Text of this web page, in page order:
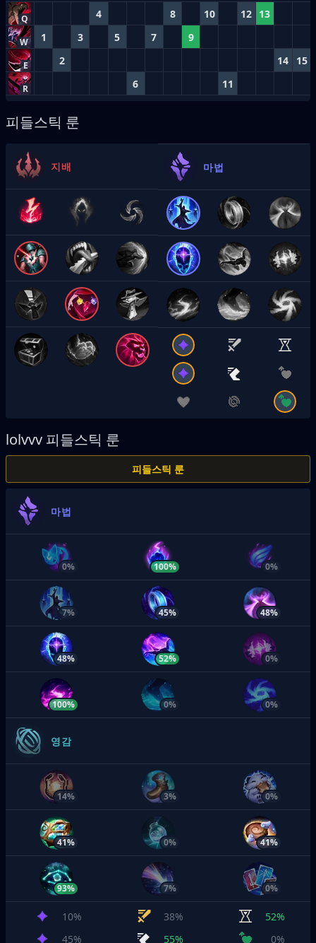
Q 4 8 10 12 13
W 1 3 5 7 9
E 2 14 15
R 6 11
피들스틱 룬
지배 마법
lolvvv 피들스틱 룬
피들스틱 룬
마법
0% 100% 0%
7% 45% 48%
48% 52% 0%
100% 0% 0%
영감
14% 3% 0%
41% 0% 41%
93% 7% 0%
10% 38%
52%
45%
55% 0%